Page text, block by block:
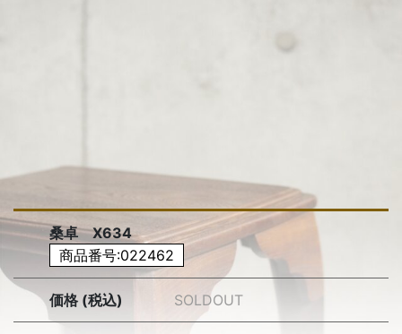
桑卓 X634
商品番号:022462
価格 (税込) SOLDOUT